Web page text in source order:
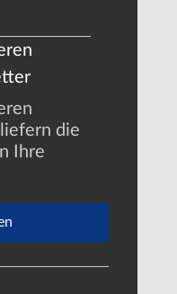
die
Ihre